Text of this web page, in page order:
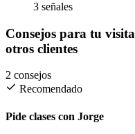
3 señales
Consejos para tu visita
otros clientes
2 consejos
Recomendado
Pide clases con Jorge